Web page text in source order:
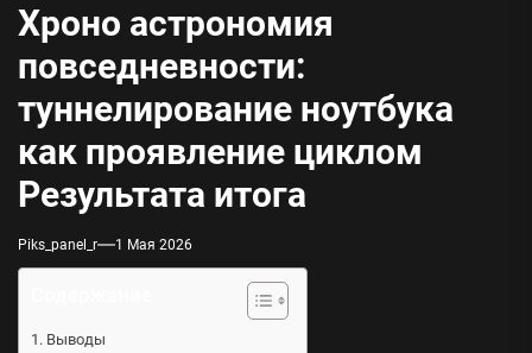
Хроно астрономия
повседневности:
туннелирование ноутбука
как проявление циклом
Результата итога
Piks_panel_r 1 Мая 2026
Выводы